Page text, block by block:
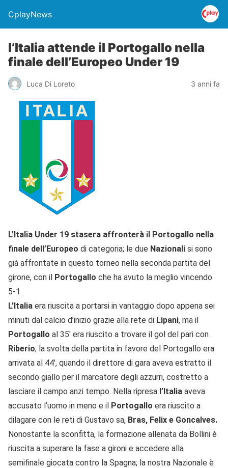
CplayNews
l’Italia attende il Portogallo nella
finale dell’Europeo Under 19
Luca Di Loreto 3 anni fa
L’Italia Under 19 stasera affronterà il Portogallo nella
finale dell’Europeo di categoria; le due Nazionali si sono
già affrontate in questo torneo nella seconda partita del
girone, con il Portogallo che ha avuto la meglio vincendo
5-1.
L’Italia era riuscita a portarsi in vantaggio dopo appena sei
minuti dal calcio d’inizio grazie alla rete di Lipani, ma il
Portogallo al 35′ era riuscito a trovare il gol del pari con
Riberio; la svolta della partita in favore del Portogallo era
arrivata al 44′, quando il direttore di gara aveva estratto il
secondo giallo per il marcatore degli azzurri, costretto a
lasciare il campo anzi tempo. Nella ripresa l’Italia aveva
accusato l’uomo in meno e il Portogallo era riuscito a
dilagare con le reti di Gustavo sa, Bras, Felix e Goncalves.
Nonostante la sconfitta, la formazione allenata da Bollini è
riuscita a superare la fase a gironi e accedere alla
semifinale giocata contro la Spagna; la nostra Nazionale è